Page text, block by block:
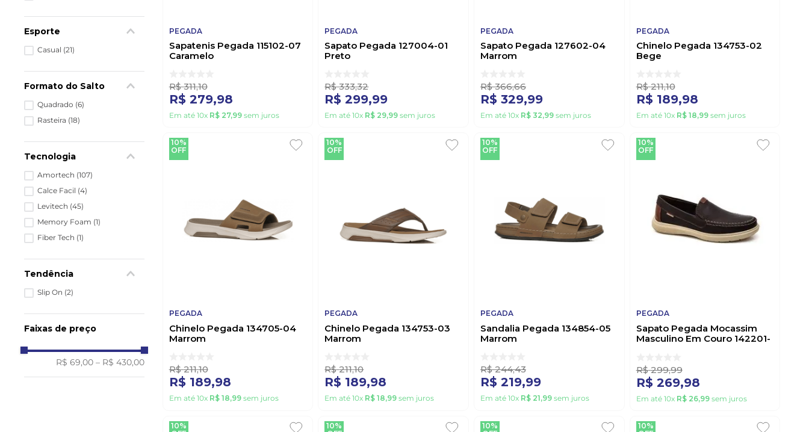
Esporte
Casual (21)
Formato do Salto
Quadrado (6)
Rasteira (18)
Tecnologia
Amortech (107)
Calce Facil (4)
Levitech (45)
Memory Foam (1)
Fiber Tech (1)
Tendência
Slip On (2)
Faixas de preço
R$ 69,00 – R$ 430,00
PEGADA
Sapatenis Pegada 115102-07
Caramelo
R$ 311,10
R$ 279,98
Em até 10x R$ 27,99sem juros
PEGADA
Sapato Pegada 127004-01
Preto
R$ 333,32
R$ 299,99
Em até10x R$ 29,99 sem juros
PEGADA
Sapato Pegada 127602-04
Marrom
R$ 366,66
R$ 329,99
Em até 10x R$ 32,99sem juros
PEGADA
Chinelo Pegada 134753-02
Bege
R$ 211,10
R$ 189,98
Em até 10x R$ 18,99sem juros
10%
OFF
PEGADA
Chinelo Pegada 134705-04
Marrom
R$ 211,10
R$ 189,98
Em até 10x R$ 18,99sem juros
10%
OFF
PEGADA
Chinelo Pegada 134753-03
Marrom
R$ 211,10
R$ 189,98
Em até10x R$ 18,99 sem juros
10%
OFF
PEGADA
Sandalia Pegada 134854-05
Marrom
R$ 244,43
R$ 219,99
Em até 10x R$ 21,99sem juros
10%
OFF
PEGADA
Sapato Pegada Mocassim
Masculino Em Couro 142201-
R$ 299,99
R$ 269,98
Em até 10x R$ 26,99sem juros
10%
10%
10%
10%